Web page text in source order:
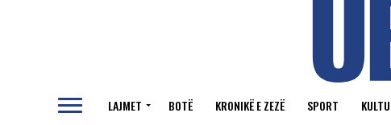
LAJMET BOTË KRONIKË E ZEZË SPORT